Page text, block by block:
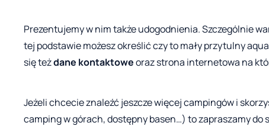
Prezentujemy w nim także udogodnienia. Szczególnie
tej podstawie możesz określić czy to mały przytulny
się teżdane kontaktoweoraz strona internetowa na
Jeżeli chcecie znaleźć jeszcze więcej campingów i
camping w górach, dostępny basen…) to zapraszamy